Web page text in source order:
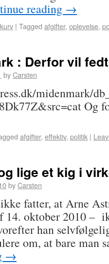
reading →
| Tagged afgifter, oplevelse,
: Derfor vil
byCarsten
midenmark/
Og
afgifter, effektiv, politik |
lige et kig i
byCarsten
fatter, at Arne
14. oktober 2010 –
han
om, at bare man
→